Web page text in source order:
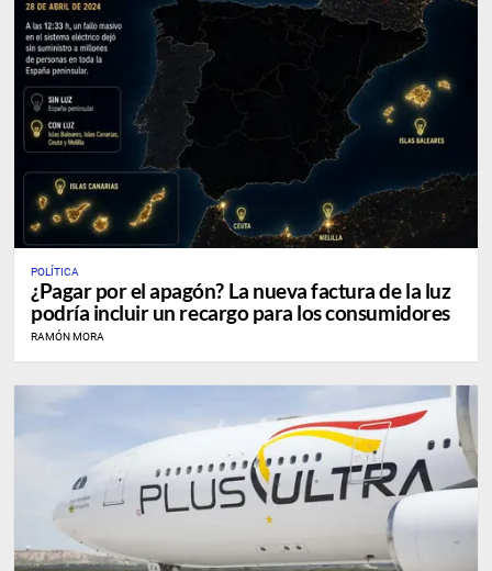
POLÍTICA
¿Pagar por el apagón? La nueva factura de la luz
podría incluir un recargo para los consumidores
RAMÓN MORA